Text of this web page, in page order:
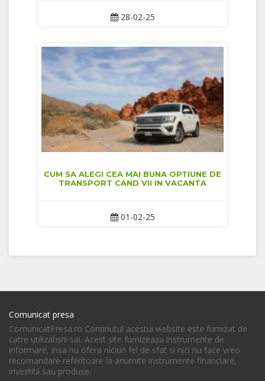
28-02-25
CUM SA ALEGI CEA MAI BUNA OPTIUNE DE
TRANSPORT CAND VII IN VACANTA
01-02-25
Comunicat presa
ComunicatPresa.ro Conţinutul acestui website este furnizat de
catre utilizatorii sai. Acest site furnizeaza instrumente de
informare, insa nu ofera niciun fel de sfat si nici nu face vreo
recomandare referitoare la anumite instrumente financiare,
investitii sau produse.